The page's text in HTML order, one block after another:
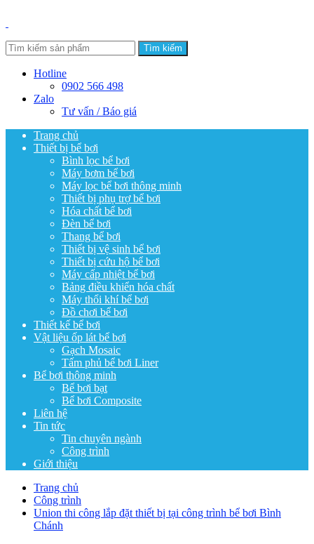
Tìm kiếm
Hotline
0902 566 498
Zalo
Tư vấn / Báo giá
Trang chủ
Thiết bị bể bơi
Bình lọc bể bơi
Máy bơm bể bơi
Máy lọc bể bơi thông minh
Thiết bị phụ trợ bể bơi
Hóa chất bể bơi
Đèn bể bơi
Thang bể bơi
Thiết bị vệ sinh bể bơi
Thiết bị cứu hộ bể bơi
Máy cấp nhiệt bể bơi
Bảng điều khiển hóa chất
Máy thổi khí bể bơi
Đồ chơi bể bơi
Thiết kế bể bơi
Vật liệu ốp lát bể bơi
Gạch Mosaic
Tấm phủ bể bơi Liner
Bể bơi thông minh
Bể bơi bạt
Bể bơi Composite
Liên hệ
Tin tức
Tin chuyên ngành
Công trình
Giới thiệu
Trang chủ
Công trình
Union thi công lắp đặt thiết bị tại công trình bể bơi Bình
Chánh